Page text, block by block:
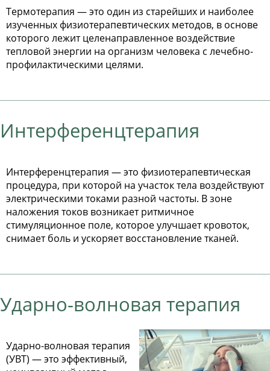
Термотерапия — это один из старейших и наиболее
изученных физиотерапевтических методов, в основе
которого лежит целенаправленное воздействие
тепловой энергии на организм человека с лечебно-
профилактическими целями.
Интерференцтерапия
Интерференцтерапия — это физиотерапевтическая
процедура, при которой на участок тела воздействуют
электрическими токами разной частоты. В зоне
наложения токов возникает ритмичное
стимуляционное поле, которое улучшает кровоток,
снимает боль и ускоряет восстановление тканей.
Ударно-волновая терапия
Ударно-волновая терапия
(УВТ) — это эффективный,